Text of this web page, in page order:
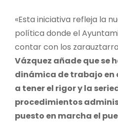
«Esta iniciativa refleja la
política donde el
contar con los
Vázquez añade que se
dinámica de trabajo en
a tener el rigor y la
procedimientos
puesto en marcha el